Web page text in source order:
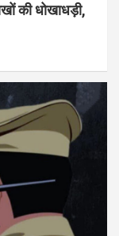
की धोखाधड़ी,